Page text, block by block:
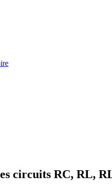
circuits RC, RL,